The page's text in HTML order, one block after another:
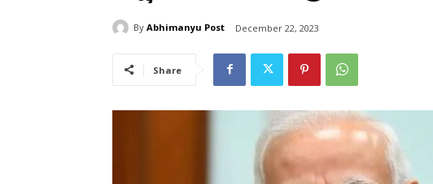
By Abhimanyu Post December 22, 2023
Share